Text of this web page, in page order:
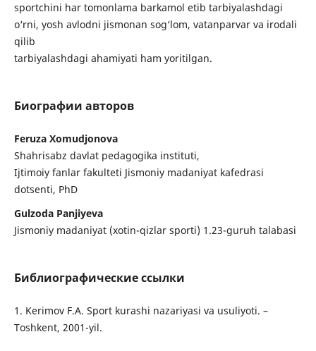
sportchini har tomonlama barkamol etib tarbiyalashdagi
o‘rni, yosh avlodni jismonan sog‘lom, vatanparvar va irodali
qilib
tarbiyalashdagi ahamiyati ham yoritilgan.
Биографии авторов
Feruza Xomudjonova
Shahrisabz davlat pedagogika instituti,
Ijtimoiy fanlar fakulteti Jismoniy madaniyat kafedrasi
dotsenti, PhD
Gulzoda Panjiyeva
Jismoniy madaniyat (xotin-qizlar sporti) 1.23-guruh talabasi
Библиографические ссылки
1. Kerimov F.A. Sport kurashi nazariyasi va usuliyoti. –
Toshkent, 2001-yil.